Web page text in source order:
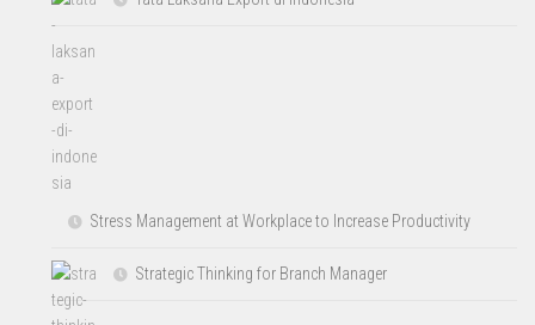
Stress Management at Workplace to Increase Productivity
Strategic Thinking for Branch Manager